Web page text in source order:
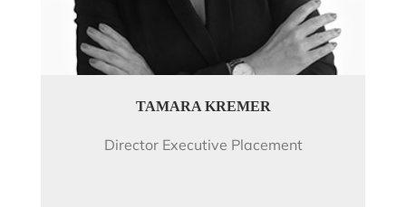
TAMARA KREMER
Director Executive Placement